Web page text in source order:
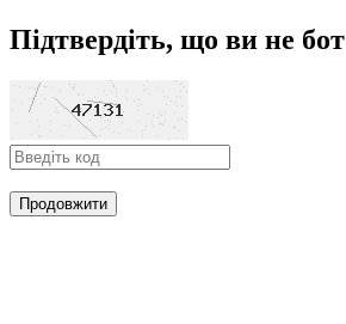
Підтвердіть, що ви не бот
Продовжити